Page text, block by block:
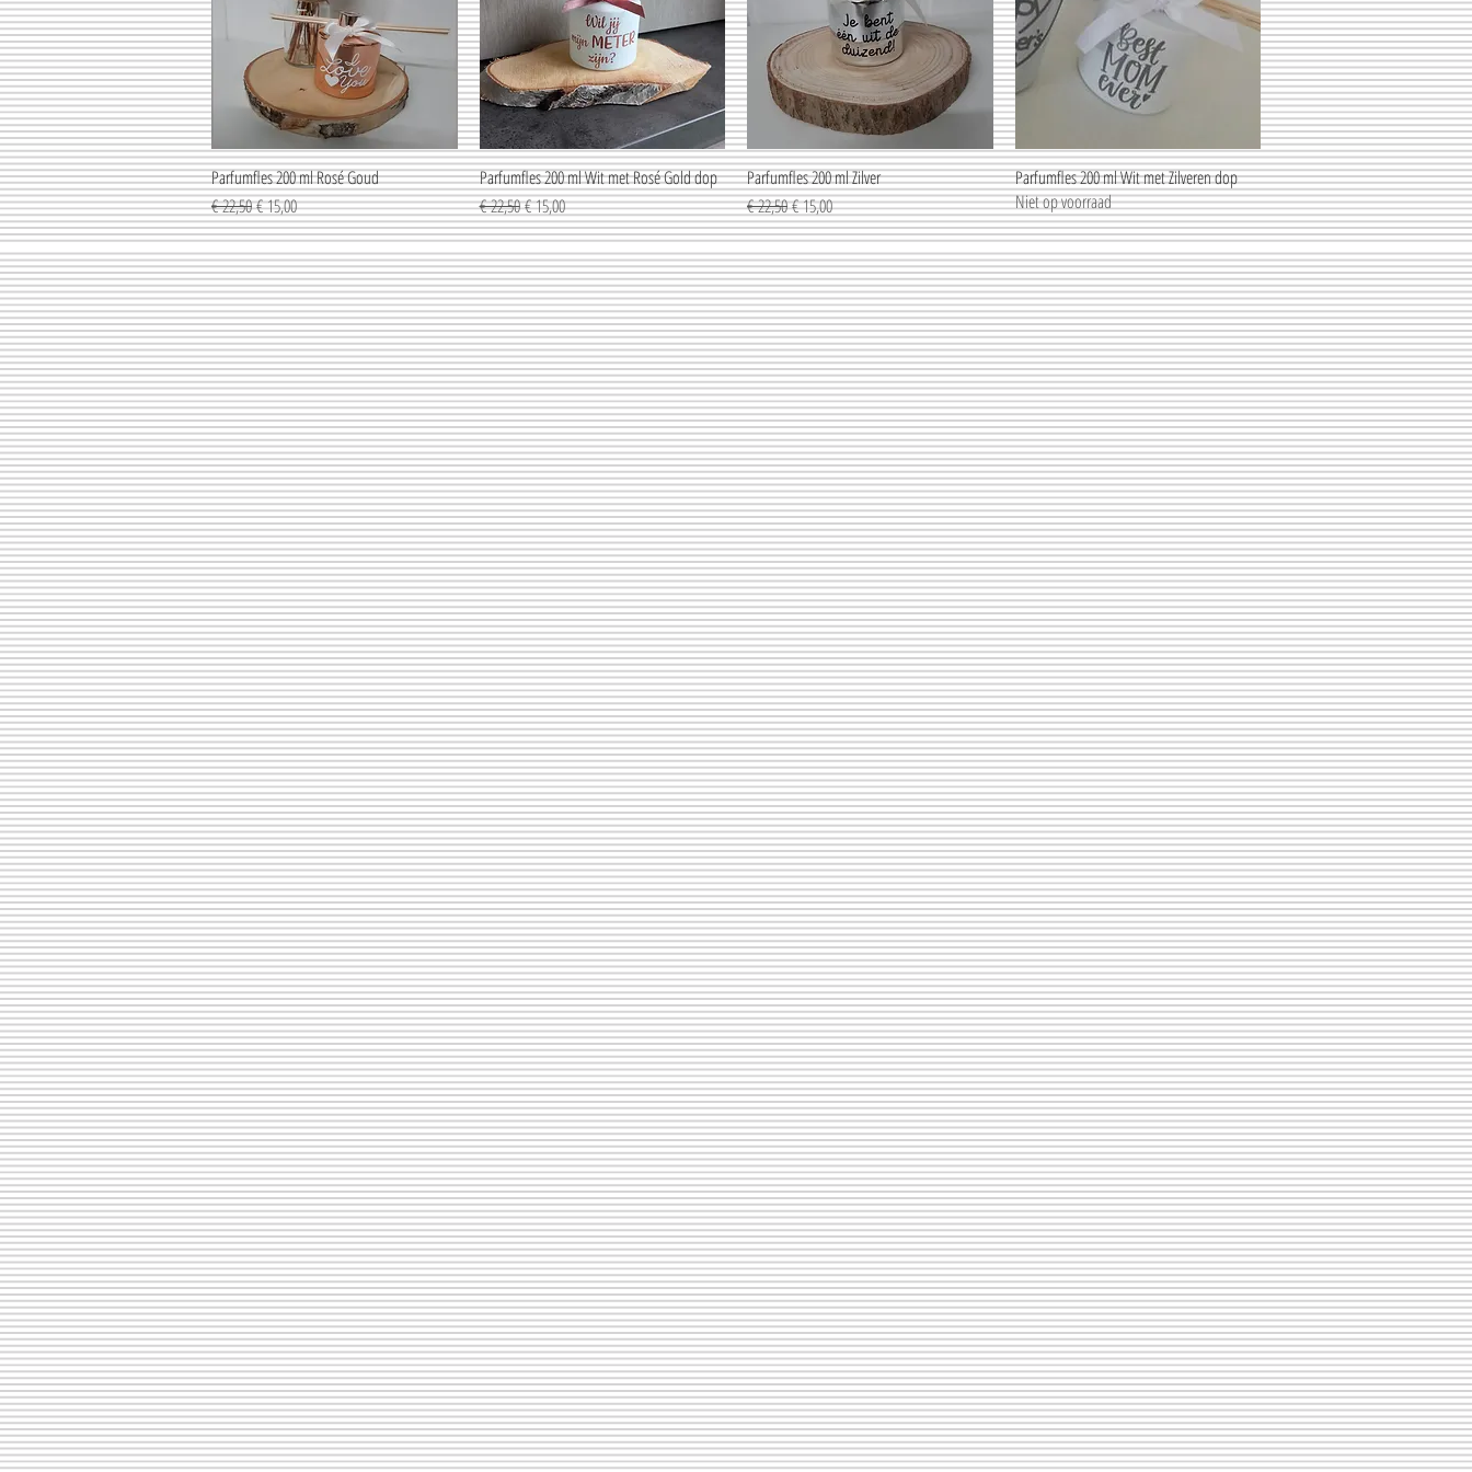
Snel overzicht
Parfumfles 200 ml Rosé Goud
Normale prijs
€ 22,50Verkoopprijs
€ 15,00
Snel overzicht
Parfumfles 200 ml Wit met Rosé Gold dop
Normale prijs
€ 22,50Verkoopprijs
€ 15,00
Snel overzicht
Parfumfles 200 ml Zilver
Normale prijs
€ 22,50Verkoopprijs
€ 15,00
Snel overzicht
Parfumfles 200 ml Wit met Zilveren dop
Niet op voorraad